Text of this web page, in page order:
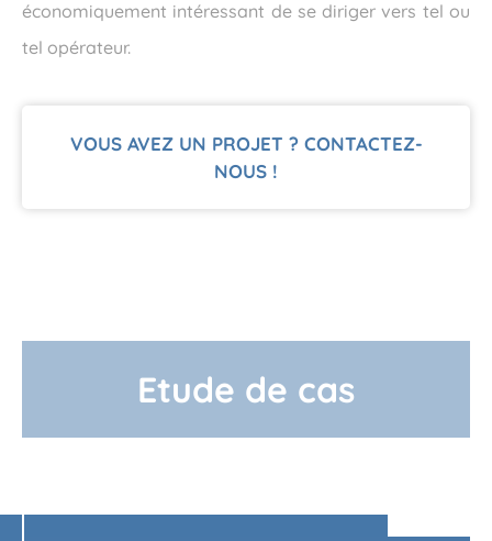
économiquement intéressant de se diriger vers tel ou
tel opérateur.
VOUS AVEZ UN PROJET ? CONTACTEZ-
NOUS !
Etude de cas